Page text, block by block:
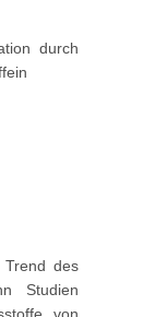
durch
des
Studien
von